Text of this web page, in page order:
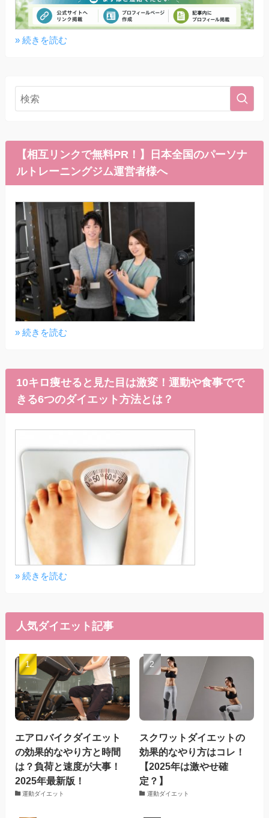
» 続きを読む
【相互リンクで無料PR！】日本全国のパーソナ
ルトレーニングジム運営者様へ
» 続きを読む
10キロ痩せると見た目は激変！運動や食事でで
きる6つのダイエット方法とは？
» 続きを読む
人気ダイエット記事
エアロバイクダイエット
の効果的なやり方と時間
は？負荷と速度が大事！
2025年最新版！
運動ダイエット
スクワットダイエットの
効果的なやり方はコレ！
【2025年は激やせ確
定？】
運動ダイエット